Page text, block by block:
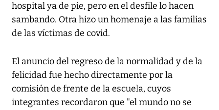
hospital ya de pie, pero en el desfile lo hacen
sambando. Otra hizo un homenaje a las familias
de las víctimas de covid.
El anuncio del regreso de la normalidad y de la
felicidad fue hecho directamente por la
comisión de frente de la escuela, cuyos
integrantes recordaron que "el mundo no se